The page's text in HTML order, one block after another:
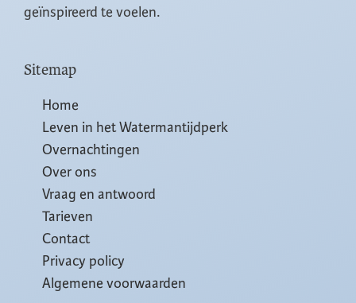
geïnspireerd te voelen.
Sitemap
Home
Leven in het Watermantijdperk
Overnachtingen
Over ons
Vraag en antwoord
Tarieven
Contact
Privacy policy
Algemene voorwaarden